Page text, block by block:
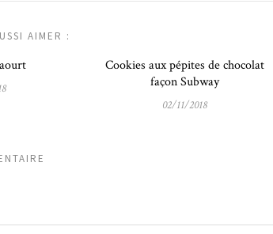
AIMER :
Cookies aux pépites de chocolat
façon Subway
02/11/2018